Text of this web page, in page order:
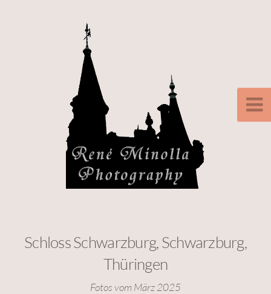
Schloss Schwarzburg, Schwarzburg,
Thüringen
Fotos vom März 2025